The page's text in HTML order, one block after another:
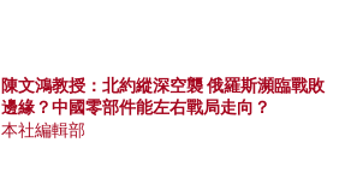
陳文鴻教授：北約縱深空襲 俄羅斯瀕臨戰敗
邊緣？中國零部件能左右戰局走向？
本社編輯部